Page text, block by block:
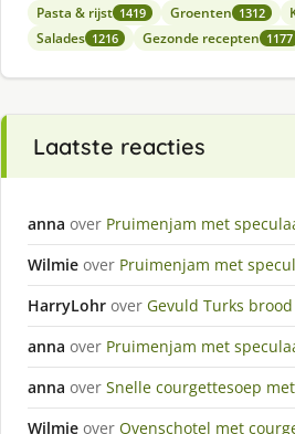
Pasta & rijst 1419 Groenten 1312
Salades 1216 Gezonde recepten 1177
Laatste reacties
anna over Pruimenjam met
Wilmie over Pruimenjam met
HarryLohr over Gevuld Turks brood
anna over Pruimenjam met
anna over Snelle courgettesoep
Wilmie over Ovenschotel met